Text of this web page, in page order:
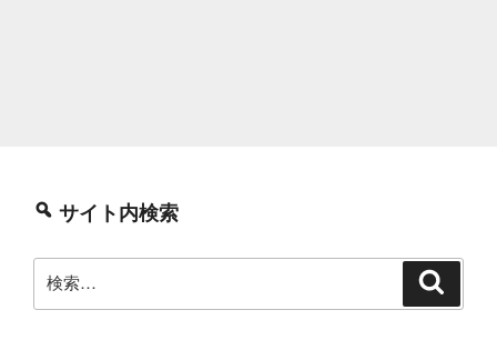
サイト内検索
索: